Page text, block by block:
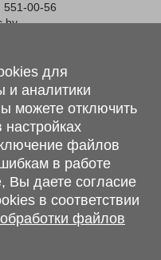
551-00-56
ул. Мира, 20А,
В, 224701
на сайте
технических
а также стоимости и
характер и
п.2 ст.407
для
и аналитики
можете отключить
файлов
в работе
Вы даете согласие
в соответствии
файлов